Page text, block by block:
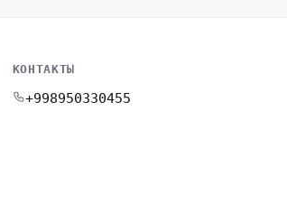
КОНТАКТЫ
+998950330455